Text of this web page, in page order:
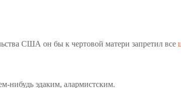
США он бы к чертовой матери запретил все
нибудь эдаким, алармистским.